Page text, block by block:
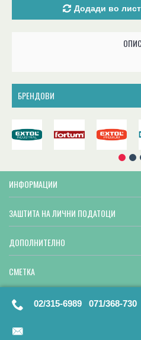
Додади во
ОПИС
БРЕНДОВИ
ИНФОРМАЦИИ
ЗАШТИТА НА ЛИЧНИ ПОДАТОЦИ
ДОПОЛНИТЕЛНО
СМЕТКА
02/315-6989 071/368-730